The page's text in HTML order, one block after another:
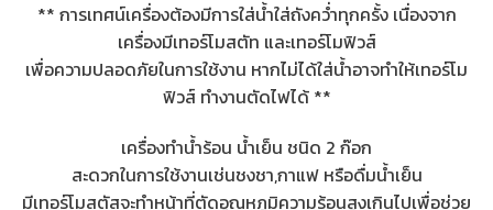
** การเทศน์เครื่องต้องมีการใส่น้ำใส่ถังคว่ำทุกครั้ง เนื่องจาก
เครื่องมีเทอร์โมสตัท และเทอร์โมฟิวส์
เพื่อความปลอดภัยในการใช้งาน หากไม่ได้ใส่น้ำอาจทำให้เทอร์โม
ฟิวส์ ทำงานตัดไฟได้ **
เครื่องทำน้ำร้อน น้ำเย็น ชนิด 2 ก๊อก
สะดวกในการใช้งานเช่นชงชา,กาแฟ หรือดื่มน้ำเย็น
มีเทอร์โมสตัสจะทำหน้าที่ตัดอูณหภูมิความร้อนสูงเกินไปเพื่อช่วย